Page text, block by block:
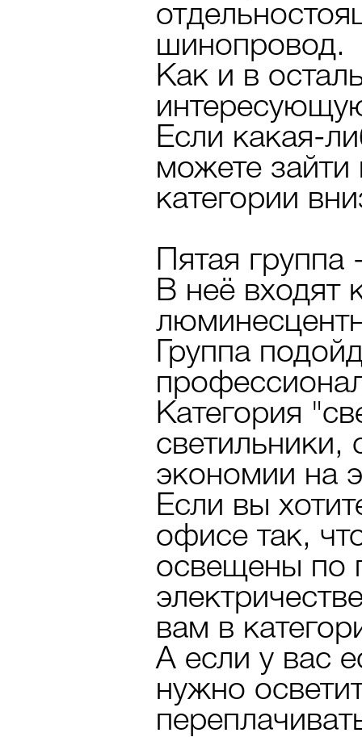
шинопровод.
Как и в
Если какая-
можете зайти
категории
Пятая
В неё входят
Группа
Категория
светильники,
экономии на
Если вы
офисе так,
освещены по
вам в
А если у вас
нужно